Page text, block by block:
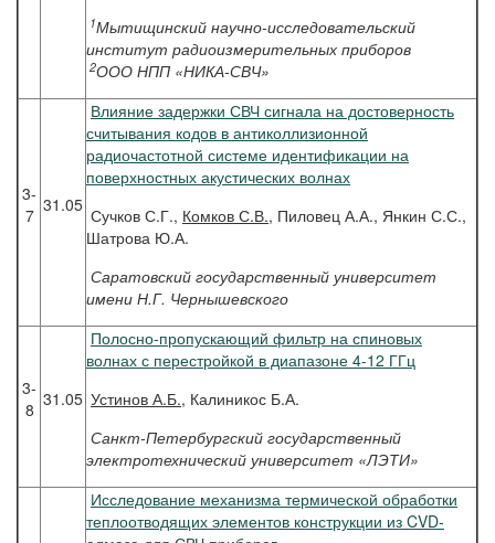
1Мытищинский научно-исследовательский
институт радиоизмерительных приборов
2ООО НПП «НИКА-СВЧ»
3-
7 31.05
Влияние задержки СВЧ сигнала на достоверность
считывания кодов в антиколлизионной
радиочастотной системе идентификации на
поверхностных акустических волнах
Сучков С.Г., Комков С.В., Пиловец А.А., Янкин С.С.,
Шатрова Ю.А.
Саратовский государственный университет
имени Н.Г. Чернышевского
3-
8 31.05
Полосно-пропускающий фильтр на спиновых
волнах с перестройкой в диапазоне 4-12 ГГц
Устинов А.Б., Калиникос Б.А.
Санкт-Петербургский государственный
электротехнический университет «ЛЭТИ»
Исследование механизма термической обработки
теплоотводящих элементов конструкции из CVD-